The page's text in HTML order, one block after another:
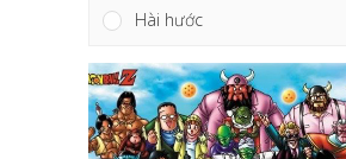
Hài hước